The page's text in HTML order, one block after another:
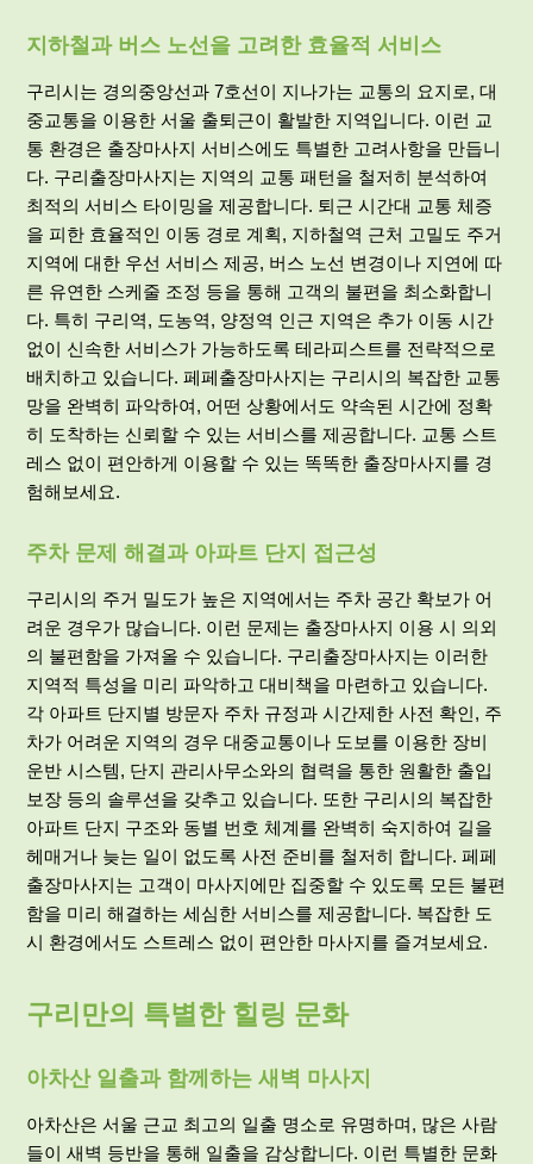
지하철과 버스 노선을 고려한 효율적 서비스
구리시는 경의중앙선과 7호선이 지나가는 교통의 요지로, 대
중교통을 이용한 서울 출퇴근이 활발한 지역입니다. 이런 교
통 환경은 출장마사지 서비스에도 특별한 고려사항을 만듭니
다. 구리출장마사지는 지역의 교통 패턴을 철저히 분석하여
최적의 서비스 타이밍을 제공합니다. 퇴근 시간대 교통 체증
을 피한 효율적인 이동 경로 계획, 지하철역 근처 고밀도 주거
지역에 대한 우선 서비스 제공, 버스 노선 변경이나 지연에 따
른 유연한 스케줄 조정 등을 통해 고객의 불편을 최소화합니
다. 특히 구리역, 도농역, 양정역 인근 지역은 추가 이동 시간
없이 신속한 서비스가 가능하도록 테라피스트를 전략적으로
배치하고 있습니다. 페페출장마사지는 구리시의 복잡한 교통
망을 완벽히 파악하여, 어떤 상황에서도 약속된 시간에 정확
히 도착하는 신뢰할 수 있는 서비스를 제공합니다. 교통 스트
레스 없이 편안하게 이용할 수 있는 똑똑한 출장마사지를 경
험해보세요.
주차 문제 해결과 아파트 단지 접근성
구리시의 주거 밀도가 높은 지역에서는 주차 공간 확보가 어
려운 경우가 많습니다. 이런 문제는 출장마사지 이용 시 의외
의 불편함을 가져올 수 있습니다. 구리출장마사지는 이러한
지역적 특성을 미리 파악하고 대비책을 마련하고 있습니다.
각 아파트 단지별 방문자 주차 규정과 시간제한 사전 확인, 주
차가 어려운 지역의 경우 대중교통이나 도보를 이용한 장비
운반 시스템, 단지 관리사무소와의 협력을 통한 원활한 출입
보장 등의 솔루션을 갖추고 있습니다. 또한 구리시의 복잡한
아파트 단지 구조와 동별 번호 체계를 완벽히 숙지하여 길을
헤매거나 늦는 일이 없도록 사전 준비를 철저히 합니다. 페페
출장마사지는 고객이 마사지에만 집중할 수 있도록 모든 불편
함을 미리 해결하는 세심한 서비스를 제공합니다. 복잡한 도
시 환경에서도 스트레스 없이 편안한 마사지를 즐겨보세요.
구리만의 특별한 힐링 문화
아차산 일출과 함께하는 새벽 마사지
아차산은 서울 근교 최고의 일출 명소로 유명하며, 많은 사람
들이 새벽 등반을 통해 일출을 감상합니다. 이런 특별한 문화